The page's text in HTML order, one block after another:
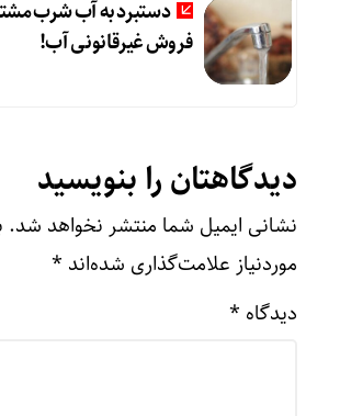
دستبرد به آب شرب
فروش غیرقانونی آب!
دیدگاهتان را بنویسید
نشانی ایمیل شما منتشر نخواهد شد.
موردنیاز علامت‌گذاری شده‌اند *
دیدگاه *